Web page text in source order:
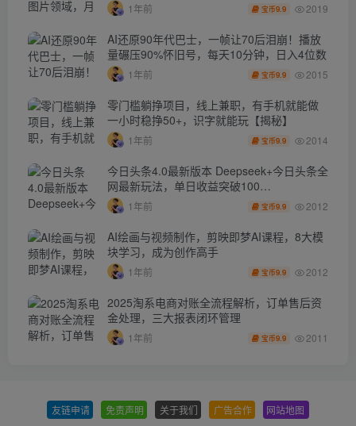
1年前 宝币9.9 2019
AI还原90年代巴士，一帧让70后泪崩！播放
量碾压90%怀旧号，每天10分钟，日入4位数
1年前 宝币9.9 2015
零门槛躺挣项目，线上兼职，有手机就能做
一小时稳挣50+，识字就能玩【揭秘】
1年前 宝币9.9 2014
今日头条4.0最新版本 Deepseek+今日头条全
网最新玩法，单日收益突破100…
1年前 宝币9.9 2012
AI绘画与视频制作，剪映即梦AI课程，8大模
块学习，成为创作高手
1年前 宝币9.9 2012
2025淘系电商对账全流程解析，订单售后资
金处理，三大报表闭环管理
1年前 宝币9.9 2011
友链申请 免责声明 关于我们 广告合作 网站地图